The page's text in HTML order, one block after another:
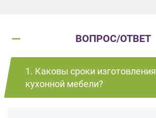
ВОПРОС/ОТВЕТ
1. Каковы сроки изготовления
кухонной мебели?